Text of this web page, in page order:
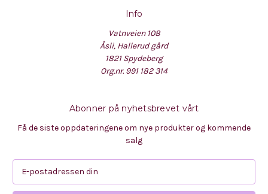
Info
Vatnveien 108
Åsli, Hallerud gård
1821 Spydeberg
Org.nr. 991 182 314
Abonner på nyhetsbrevet vårt
Få de siste oppdateringene om nye produkter og kommende
salg
p